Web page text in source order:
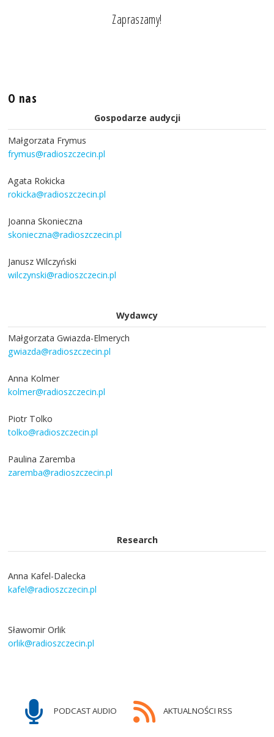
Zapraszamy!
O nas
Gospodarze audycji
Małgorzata Frymus
frymus@radioszczecin.pl
Agata Rokicka
rokicka@radioszczecin.pl
Joanna Skonieczna
skonieczna@radioszczecin.pl
Janusz Wilczyński
wilczynski@radioszczecin.pl
Wydawcy
Małgorzata Gwiazda-Elmerych
gwiazda@radioszczecin.pl
Anna Kolmer
kolmer@radioszczecin.pl
Piotr Tolko
tolko@radioszczecin.pl
Paulina Zaremba
zaremba@radioszczecin.pl
Research
Anna Kafel-Dalecka
kafel@radioszczecin.pl
Sławomir Orlik
orlik@radioszczecin.pl
PODCAST AUDIO AKTUALNOŚCI RSS